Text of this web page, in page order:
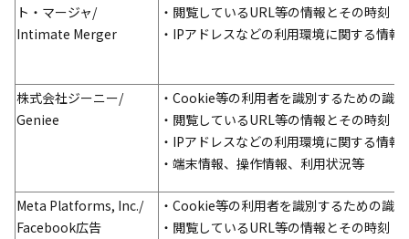
ト・マージャ/
Intimate Merger
・閲覧しているURL等の情報とその時刻
・IPアドレスなどの利用環境に関する情報
株式会社ジーニー/
Geniee
・Cookie等の利用者を識別するための識
・閲覧しているURL等の情報とその時刻
・IPアドレスなどの利用環境に関する情報
・端末情報、操作情報、利用状況等
Meta Platforms, Inc./
Facebook広告
・Cookie等の利用者を識別するための識
・閲覧しているURL等の情報とその時刻